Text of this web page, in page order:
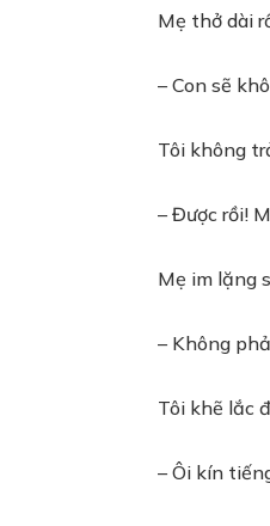
Mẹ thở dài
– Con sẽ
Tôi không
– Được rồi!
Mẹ im lặng
– Không
Tôi khẽ lắc
– Ôi kín